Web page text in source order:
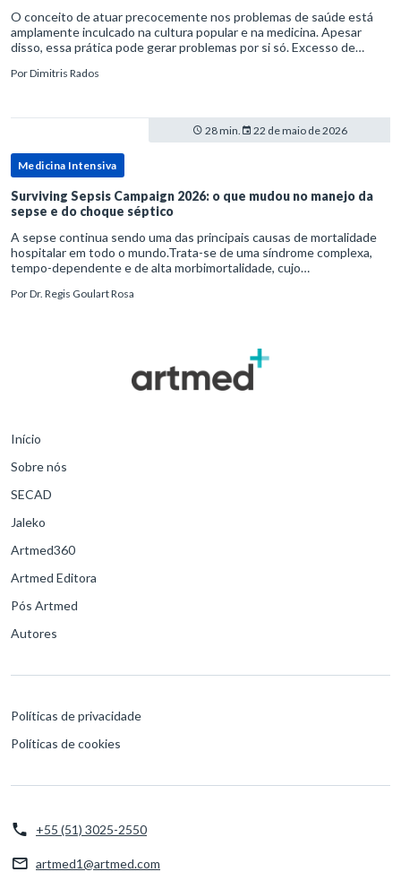
O conceito de atuar precocemente nos problemas de saúde está
amplamente inculcado na cultura popular e na medicina. Apesar
disso, essa prática pode gerar problemas por si só. Excesso de
PorDimitris Rados
28 min. 22 de maio de 2026
Medicina Intensiva
Surviving Sepsis Campaign 2026: o que mudou no manejo da
sepse e do choque séptico
A sepse continua sendo uma das principais causas de mortalidade
hospitalar em todo o mundo.Trata-se de uma síndrome complexa,
tempo-dependente e de alta morbimortalidade, cujo
para o desfe
PorDr. Regis Goulart Rosa
Início
Sobre nós
SECAD
Jaleko
Artmed360
Artmed Editora
Pós Artmed
Autores
Políticas de privacidade
Políticas de cookies
+55 (51) 3025-2550
artmed1@artmed.com